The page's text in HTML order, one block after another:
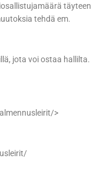
täyteen
tehdä em.
jota voi ostaa hallilta.
>